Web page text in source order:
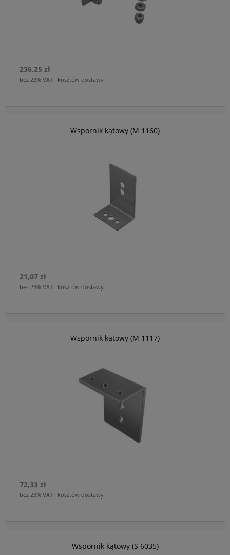
236,25 zł
bez 23% VAT i kosztów dostawy
Wspornik kątowy (M 1160)
21,07 zł
bez 23% VAT i kosztów dostawy
Wspornik kątowy (M 1117)
72,33 zł
bez 23% VAT i kosztów dostawy
Wspornik kątowy (S 6035)